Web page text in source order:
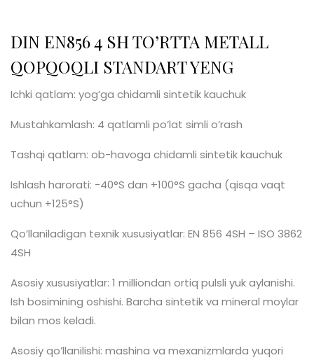
DIN EN856 4 SH TO’RTTA METALL
QOPQOQLI STANDART YENG
Ichki qatlam: yog’ga chidamli sintetik kauchuk
Mustahkamlash: 4 qatlamli po’lat simli o’rash
Tashqi qatlam: ob-havoga chidamli sintetik kauchuk
Ishlash harorati: -40°S dan +100°S gacha (qisqa vaqt
uchun +125°S)
Qo’llaniladigan texnik xususiyatlar: EN 856 4SH – ISO 3862
4SH
Asosiy xususiyatlar: 1 milliondan ortiq pulsli yuk aylanishi.
Ish bosimining oshishi. Barcha sintetik va mineral moylar
bilan mos keladi.
Asosiy qo’llanilishi: mashina va mexanizmlarda yuqori